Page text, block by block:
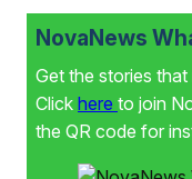
NovaNews
Get the stories
Click here to join
the QR code for